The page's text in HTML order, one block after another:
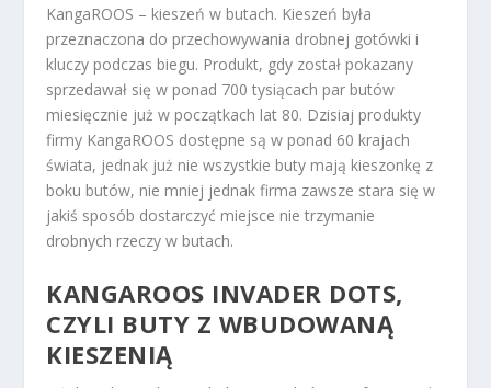
KangaROOS – kieszeń w butach. Kieszeń była
przeznaczona do przechowywania drobnej gotówki i
kluczy podczas biegu. Produkt, gdy został pokazany
sprzedawał się w ponad 700 tysiącach par butów
miesięcznie już w początkach lat 80. Dzisiaj produkty
firmy KangaROOS dostępne są w ponad 60 krajach
świata, jednak już nie wszystkie buty mają kieszonkę z
boku butów, nie mniej jednak firma zawsze stara się w
jakiś sposób dostarczyć miejsce nie trzymanie
drobnych rzeczy w butach.
KANGAROOS INVADER DOTS,
CZYLI BUTY Z WBUDOWANĄ
KIESZENIĄ